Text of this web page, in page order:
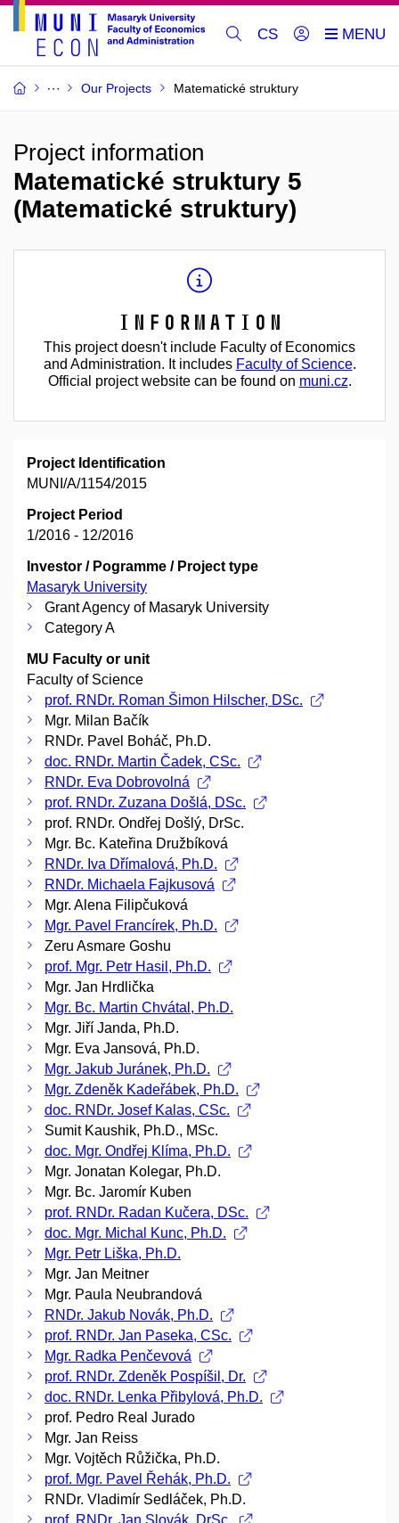
CS
Our Projects Matematické struktury
Project information
Matematické struktury 5
(Matematické struktury)
Information
This project doesn't include Faculty of Economics
and Administration. It includes Faculty of Science.
Official project website can be found on muni.cz.
Project Identification
MUNI/A/1154/2015
Project Period
1/2016 - 12/2016
Investor / Pogramme / Project type
Masaryk University
Grant Agency of Masaryk University
Category A
MU Faculty or unit
Faculty of Science
prof. RNDr. Roman Šimon Hilscher, DSc.
Mgr. Milan Bačík
RNDr. Pavel Boháč, Ph.D.
doc. RNDr. Martin Čadek, CSc.
RNDr. Eva Dobrovolná
prof. RNDr. Zuzana Došlá, DSc.
prof. RNDr. Ondřej Došlý, DrSc.
Mgr. Bc. Kateřina Družbíková
RNDr. Iva Dřímalová, Ph.D.
RNDr. Michaela Fajkusová
Mgr. Alena Filipčuková
Mgr. Pavel Francírek, Ph.D.
Zeru Asmare Goshu
prof. Mgr. Petr Hasil, Ph.D.
Mgr. Jan Hrdlička
Mgr. Bc. Martin Chvátal, Ph.D.
Mgr. Jiří Janda, Ph.D.
Mgr. Eva Jansová, Ph.D.
Mgr. Jakub Juránek, Ph.D.
Mgr. Zdeněk Kadeřábek, Ph.D.
doc. RNDr. Josef Kalas, CSc.
Sumit Kaushik, Ph.D., MSc.
doc. Mgr. Ondřej Klíma, Ph.D.
Mgr. Jonatan Kolegar, Ph.D.
Mgr. Bc. Jaromír Kuben
prof. RNDr. Radan Kučera, DSc.
doc. Mgr. Michal Kunc, Ph.D.
Mgr. Petr Liška, Ph.D.
Mgr. Jan Meitner
Mgr. Paula Neubrandová
RNDr. Jakub Novák, Ph.D.
prof. RNDr. Jan Paseka, CSc.
Mgr. Radka Penčevová
prof. RNDr. Zdeněk Pospíšil, Dr.
doc. RNDr. Lenka Přibylová, Ph.D.
prof. Pedro Real Jurado
Mgr. Jan Reiss
Mgr. Vojtěch Růžička, Ph.D.
prof. Mgr. Pavel Řehák, Ph.D.
RNDr. Vladimír Sedláček, Ph.D.
prof. RNDr. Jan Slovák, DrSc.